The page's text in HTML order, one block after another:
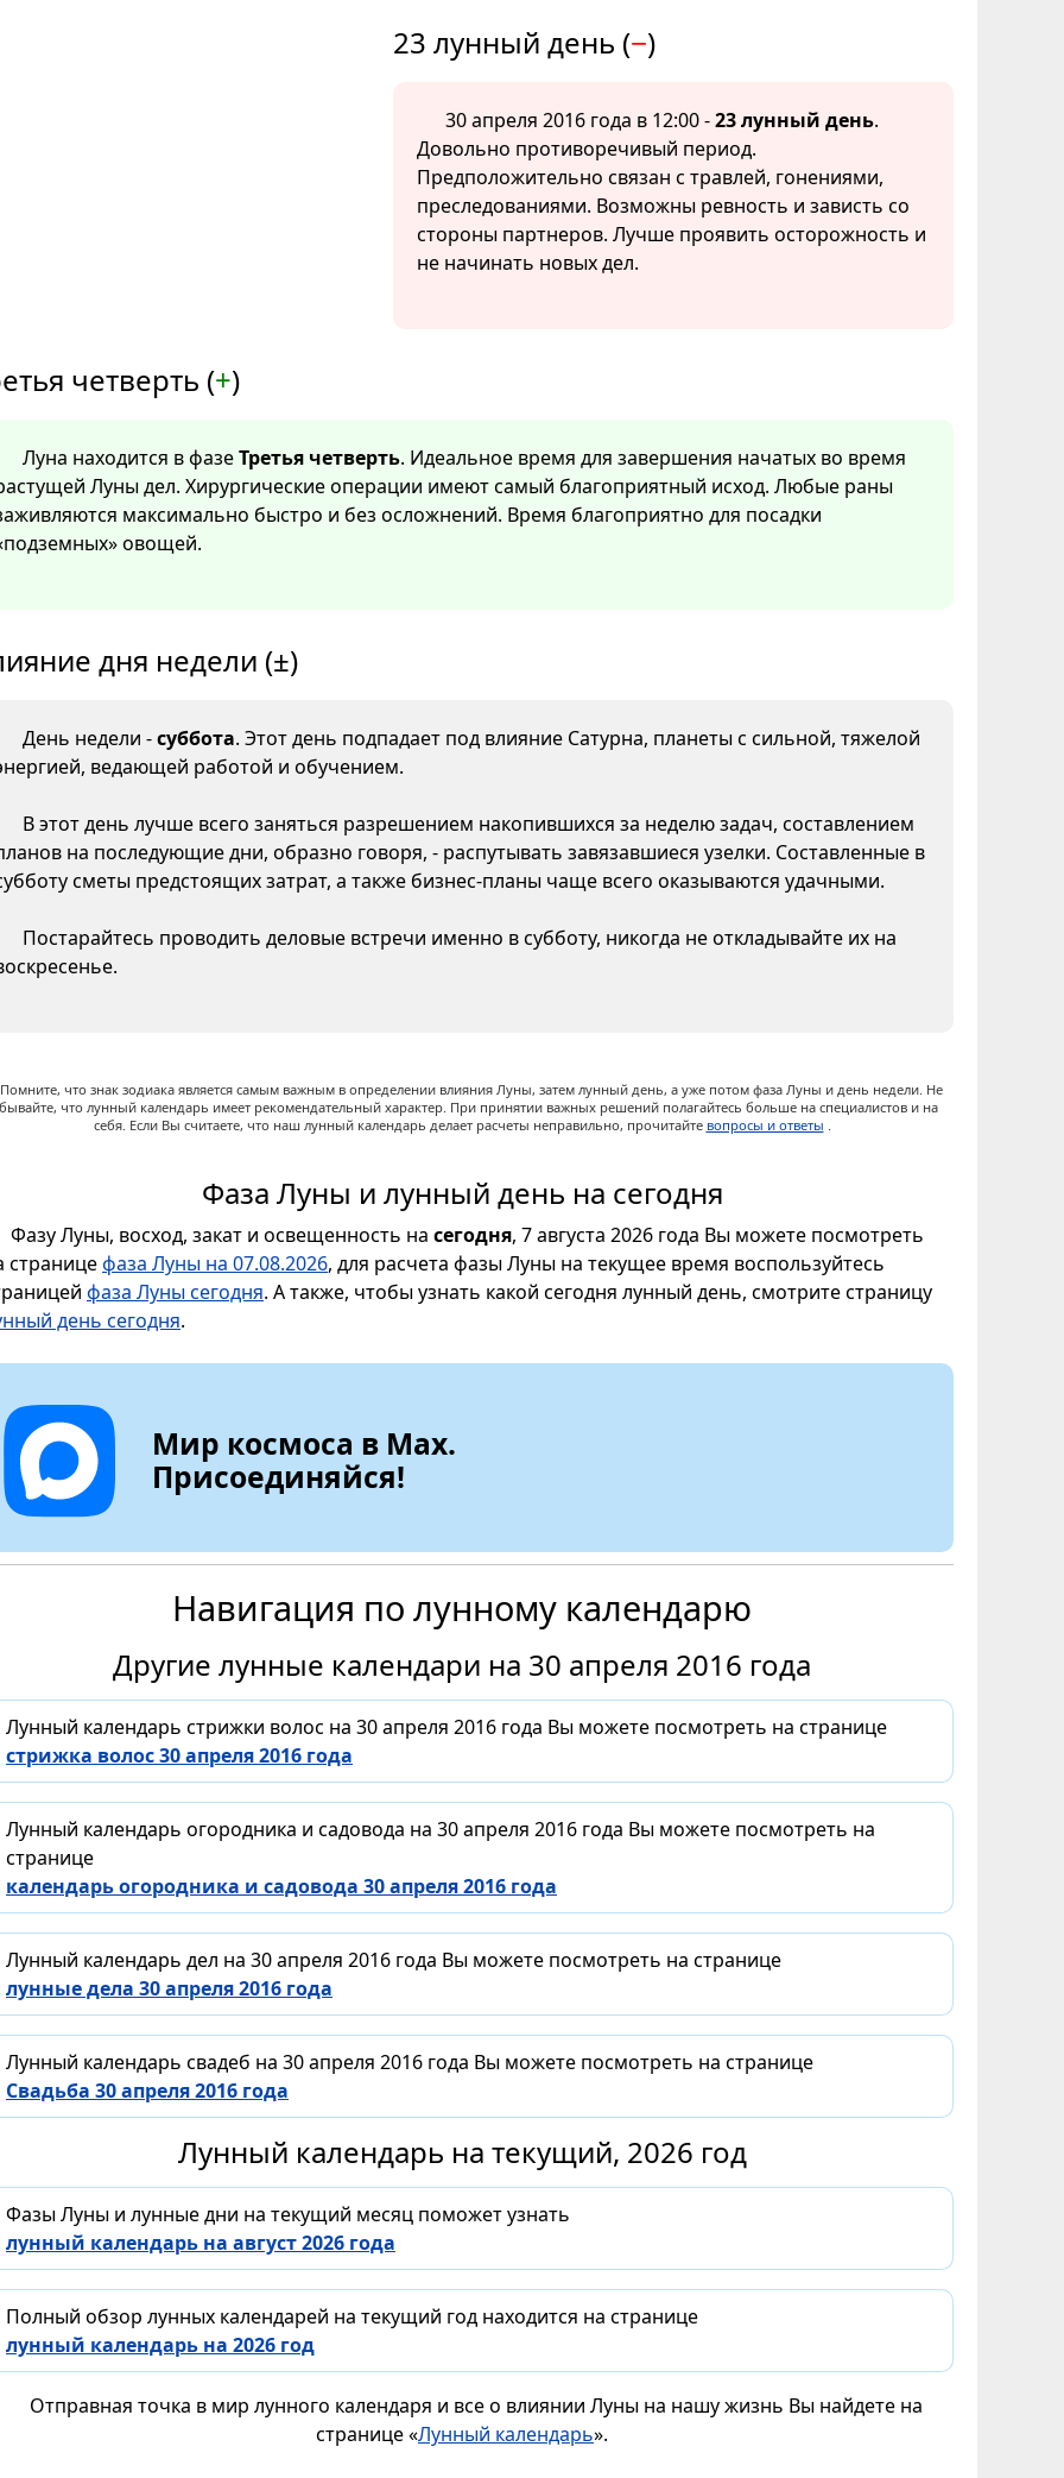
23 лунный день (−)
30 апреля 2016 года в 12:00 -23 лунный день.
Довольно противоречивый период.
Предположительно связан с травлей, гонениями,
преследованиями. Возможны ревность и зависть со
стороны партнеров. Лучше проявить осторожность и
не начинать новых дел.
четверть (+)
Луна находится в фазеТретья четверть. Идеальное время для завершения начатых во время
Луны дел. Хирургические операции имеют самый благоприятный исход. Любые раны
максимально быстро и без осложнений. Время благоприятно для посадки
овощей.
дня недели (±)
День недели -суббота. Этот день подпадает под влияние Сатурна, планеты с сильной, тяжелой
ведающей работой и обучением.
В этот день лучше всего заняться разрешением накопившихся за неделю задач, составлением
на последующие дни, образно говоря, - распутывать завязавшиеся узелки. Составленные в
сметы предстоящих затрат, а также бизнес-планы чаще всего оказываются удачными.
Постарайтесь проводить деловые встречи именно в субботу, никогда не откладывайте их на
Помните, что знак зодиака является самым важным в определении влияния Луны, затем лунный день, а уже потом фаза Луны и день недели. Не
что лунный календарь имеет рекомендательный характер. При принятии важных решений полагайтесь больше на специалистов и на
себя. Если Вы считаете, что наш лунный календарь делает расчеты неправильно, прочитайте вопросы и ответы .
Фаза Луны и лунный день на сегодня
Фазу Луны, восход, закат и освещенность на сегодня, 7 августа 2026 года Вы можете посмотреть
страницефаза Луны на 07.08.2026, для расчета фазы Луны на текущее время воспользуйтесь
фаза Луны сегодня. А также, чтобы узнать какой сегодня лунный день, смотрите страницу
день сегодня.
Мир космоса в Max.
Присоединяйся!
Навигация по лунному календарю
Другие лунные календари на 30 апреля 2016 года
Лунный календарь стрижки волос на 30 апреля 2016 года Вы можете посмотреть на странице
стрижка волос 30 апреля 2016 года
Лунный календарь огородника и садовода на 30 апреля 2016 года Вы можете посмотреть на
странице
календарь огородника и садовода 30 апреля 2016 года
Лунный календарь дел на 30 апреля 2016 года Вы можете посмотреть на странице
лунные дела 30 апреля 2016 года
Лунный календарь свадеб на 30 апреля 2016 года Вы можете посмотреть на странице
Свадьба 30 апреля 2016 года
Лунный календарь на текущий, 2026 год
Фазы Луны и лунные дни на текущий месяц поможет узнать
лунный календарь на август 2026 года
Полный обзор лунных календарей на текущий год находится на странице
лунный календарь на 2026 год
Отправная точка в мир лунного календаря и все о влиянии Луны на нашу жизнь Вы найдете на
странице «Лунный календарь».